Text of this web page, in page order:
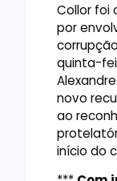
Collor foi
por
quinta-
novo
ao
início do